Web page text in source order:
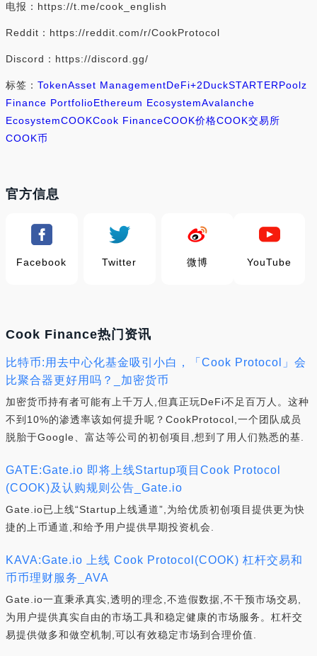
电报：https://t.me/cook_english
Reddit：https://reddit.com/r/CookProtocol
Discord：https://discord.gg/
标签： TokenAsset ManagementDeFi+2DuckSTARTERPoolz
Finance PortfolioEthereum EcosystemAvalanche
EcosystemCOOKCook FinanceCOOK价格COOK交易所
COOK币
官方信息
Facebook Twitter 微博 YouTube
Cook Finance热门资讯
比特币:用去中心化基金吸引小白，「Cook Protocol」会
比聚合器更好用吗？_加密货币
加密货币持有者可能有上千万人,但真正玩DeFi不足百万人。这种
不到10%的渗透率该如何提升呢？CookProtocol,一个团队成员
脱胎于Google、富达等公司的初创项目,想到了用人们熟悉的基.
GATE:Gate.io 即将上线Startup项目Cook Protocol
(COOK)及认购规则公告_Gate.io
Gate.io已上线“Startup上线通道”,为给优质初创项目提供更为快
捷的上币通道,和给予用户提供早期投资机会.
KAVA:Gate.io 上线 Cook Protocol(COOK) 杠杆交易和
币币理财服务_AVA
Gate.io一直秉承真实,透明的理念,不造假数据,不干预市场交易,
为用户提供真实自由的市场工具和稳定健康的市场服务。杠杆交
易提供做多和做空机制,可以有效稳定市场到合理价值.